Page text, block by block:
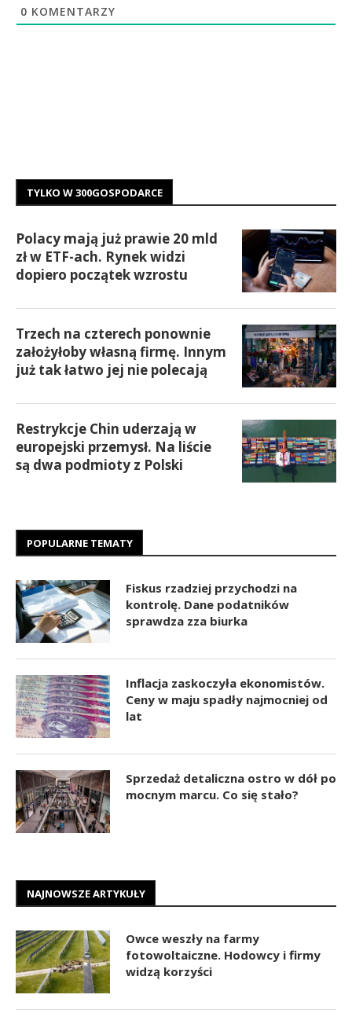
0 KOMENTARZY
TYLKO W 300GOSPODARCE
Polacy mają już prawie 20 mld
zł w ETF-ach. Rynek widzi
dopiero początek wzrostu
Trzech na czterech ponownie
założyłoby własną firmę. Innym
już tak łatwo jej nie polecają
Restrykcje Chin uderzają w
europejski przemysł. Na liście
są dwa podmioty z Polski
POPULARNE TEMATY
Fiskus rzadziej przychodzi na
kontrolę. Dane podatników
sprawdza zza biurka
Inflacja zaskoczyła ekonomistów.
Ceny w maju spadły najmocniej od
lat
Sprzedaż detaliczna ostro w dół po
mocnym marcu. Co się stało?
NAJNOWSZE ARTYKUŁY
Owce weszły na farmy
fotowoltaiczne. Hodowcy i firmy
widzą korzyści